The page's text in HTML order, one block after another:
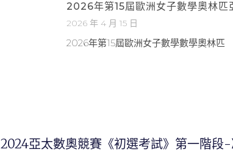
2026年第15屆歐洲女子數學奧林匹
2026 年 4 月 15 日
2026年第15屆歐洲女子數學數學奧林匹
2024亞太數奧競賽《初選考試》第一階段